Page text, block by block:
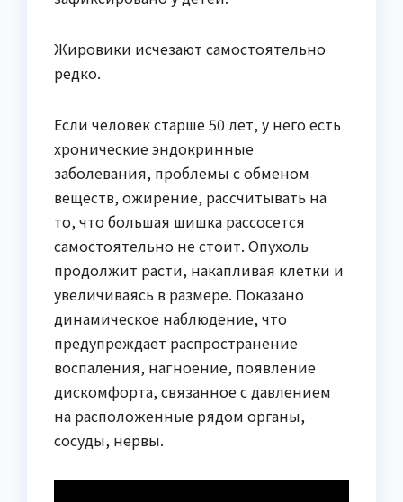
Жировики исчезают самостоятельно
редко.
Если человек старше 50 лет, у него есть
хронические эндокринные
заболевания, проблемы с обменом
веществ, ожирение, рассчитывать на
то, что большая шишка рассосется
самостоятельно не стоит. Опухоль
продолжит расти, накапливая клетки и
увеличиваясь в размере. Показано
динамическое наблюдение, что
предупреждает распространение
воспаления, нагноение, появление
дискомфорта, связанное с давлением
на расположенные рядом органы,
сосуды, нервы.